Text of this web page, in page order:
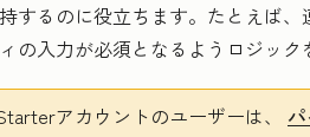
するのに役立ちます。たとえば
の入力が必須となるようロジック
アカウントのユーザーは、